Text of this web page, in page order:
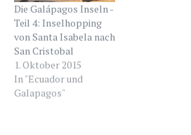
Die Galápagos Inseln -
Teil 4: Inselhopping
von Santa Isabela nach
San Cristobal
1. Oktober 2015
In "Ecuador und
Galapagos"